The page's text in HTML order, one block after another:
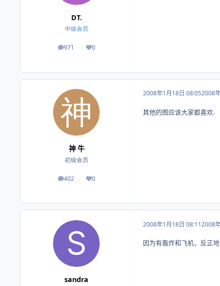
DT.
中级会员
971
帖子 0
荣誉积分
神 牛
初级会员
402
帖子 0
荣誉积分
2008年1月18日 08:052008
其他的图应该大家都喜欢.
sandra
2008年1月18日 08:112008
因为有轰炸和飞机，反正